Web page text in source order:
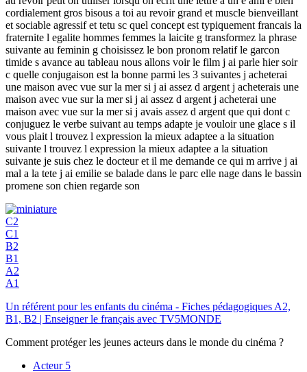
cordialement gros bisous a toi au revoir grand et muscle bienveillant
et sociable agressif et tetu sc quel concept est typiquement francais la
fraternite l egalite hommes femmes la laicite g transformez la phrase
suivante au feminin g choisissez le bon pronom relatif le garcon
timide s avance au tableau nous allons voir le film j ai parle hier soir
c quelle conjugaison est la bonne parmi les 3 suivantes j acheterai
une maison avec vue sur la mer si j ai assez d argent j acheterais une
maison avec vue sur la mer si j ai assez d argent j acheterai une
maison avec vue sur la mer si j avais assez d argent que qui dont c
conjuguez le verbe suivant au temps adapte je vouloir une glace s il
vous plait l trouvez l expression la mieux adaptee a la situation
suivante l trouvez l expression la mieux adaptee a la situation
suivante je suis chez le docteur et il me demande ce qui m arrive j ai
mal a la tete j ai emilie se balade dans le parc elle nage dans le bassin
promene son chien regarde son
C2
C1
B2
B1
A2
A1
Un référent pour les enfants du cinéma - Fiches pédagogiques A2,
B1, B2 | Enseigner le français avec TV5MONDE
Comment protéger les jeunes acteurs dans le monde du cinéma ?
Acteur 5